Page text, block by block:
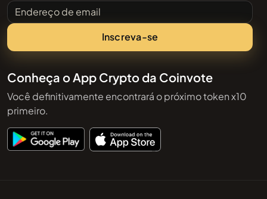
Endereço de email
Inscreva-se
Conheça o App Crypto da Coinvote
Você definitivamente encontrará o próximo token x10
primeiro.